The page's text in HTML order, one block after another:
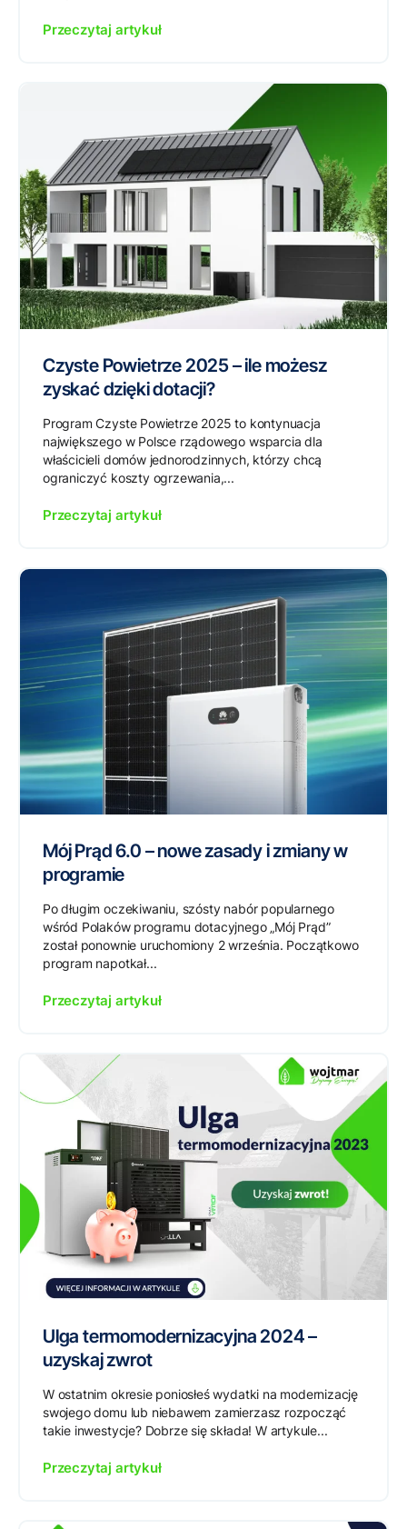
Przeczytaj artykuł
Czyste Powietrze 2025 – ile możesz
zyskać dzięki dotacji?
Program Czyste Powietrze 2025 to kontynuacja
największego w Polsce rządowego wsparcia dla
właścicieli domów jednorodzinnych, którzy chcą
ograniczyć koszty ogrzewania,...
Przeczytaj artykuł
Mój Prąd 6.0 – nowe zasady i zmiany w
programie
Po długim oczekiwaniu, szósty nabór popularnego
wśród Polaków programu dotacyjnego „Mój Prąd”
został ponownie uruchomiony 2 września. Początkowo
program napotkał...
Przeczytaj artykuł
Ulga termomodernizacyjna 2024 –
uzyskaj zwrot
W ostatnim okresie poniosłeś wydatki na modernizację
swojego domu lub niebawem zamierzasz rozpocząć
takie inwestycje? Dobrze się składa! W artykule...
Przeczytaj artykuł